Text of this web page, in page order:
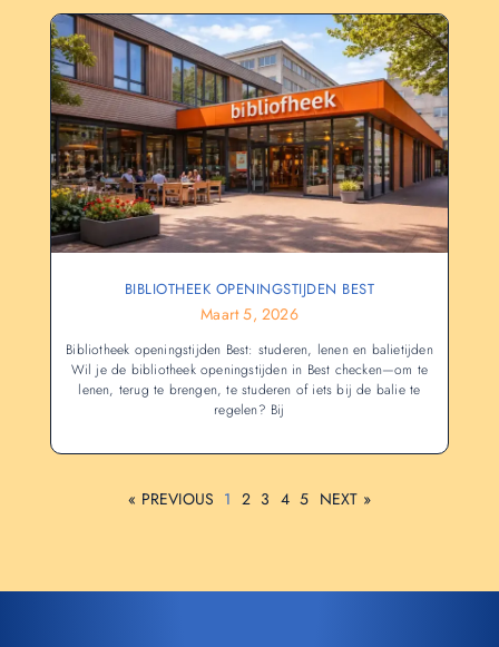
BIBLIOTHEEK OPENINGSTIJDEN BEST
Maart 5, 2026
Bibliotheek openingstijden Best: studeren, lenen en balietijden
Wil je de bibliotheek openingstijden in Best checken—om te
lenen, terug te brengen, te studeren of iets bij de balie te
regelen? Bij
« PREVIOUS 1 2 3 4 5 NEXT »